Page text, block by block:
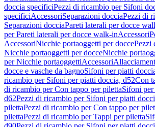
doccia specificiPezzi di ricambio per Sifoni
specificiAccessoriSeparazioni docciaPezzi di
Separazioni docciaPareti laterali per docce
per Pareti laterali per docce walk-inAccessori
AccessoriNicchie portaoggetti per doccePezzi
Nicchie portaoggetti per docceNicchie
per Nicchie portaoggettiAccessori
docce e vasche da bagnoSifoni per piatti
ricambio per Sifoni per piatti doccia, d52Con
di ricambio per Con tappo per pilettaSifoni
d62Pezzi di ricambio per Sifoni per piatti
pilettaPezzi di ricambio per Con tappo per
pilettaPezzi di ricambio per Tappi per piletta